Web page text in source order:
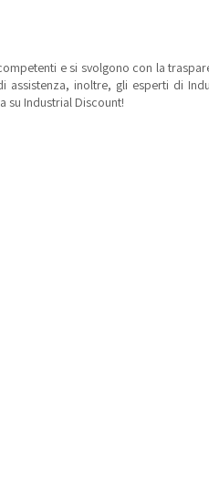
e si svolgono con la
inoltre, gli esperti di
su Industrial Discount!